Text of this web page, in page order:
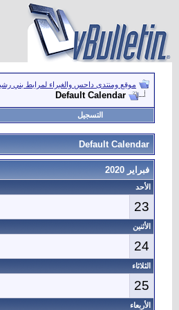
موقع ومنتدى داحس والغبراء لمرابط بني
Default Calendar
التسجيل
Default Calendar
فبراير 2020
الأحد
23
الأثنين
24
الثلاثاء
25
الأربعاء